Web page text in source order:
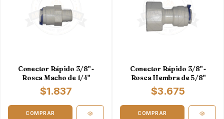
Conector Rápido 3/8" -
Rosca Macho de 1/4"
$1.837
Conector Rápido 3/8" -
Rosca Hembra de 5/8"
$3.675